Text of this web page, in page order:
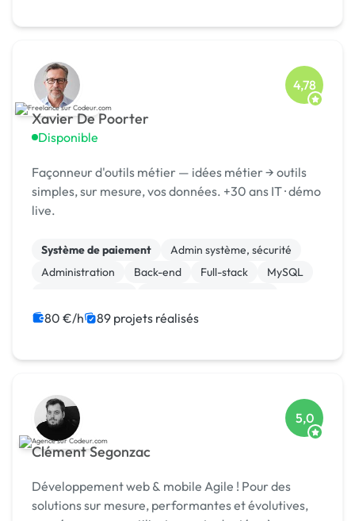
Xavier De Poorter
Disponible
4,78
Façonneur d'outils métier — idées métier → outils
simples, sur mesure, vos données. +30 ans IT · démo
live.
Système de paiement
Admin système, sécurité
Administration
Back-end Full-stack
MySQL
Integration HTML
Machine Learning
80 €/h 89 projets réalisés
Clément Segonzac
5,0
Développement web & mobile Agile ! Pour des
solutions sur mesure, performantes et évolutives,